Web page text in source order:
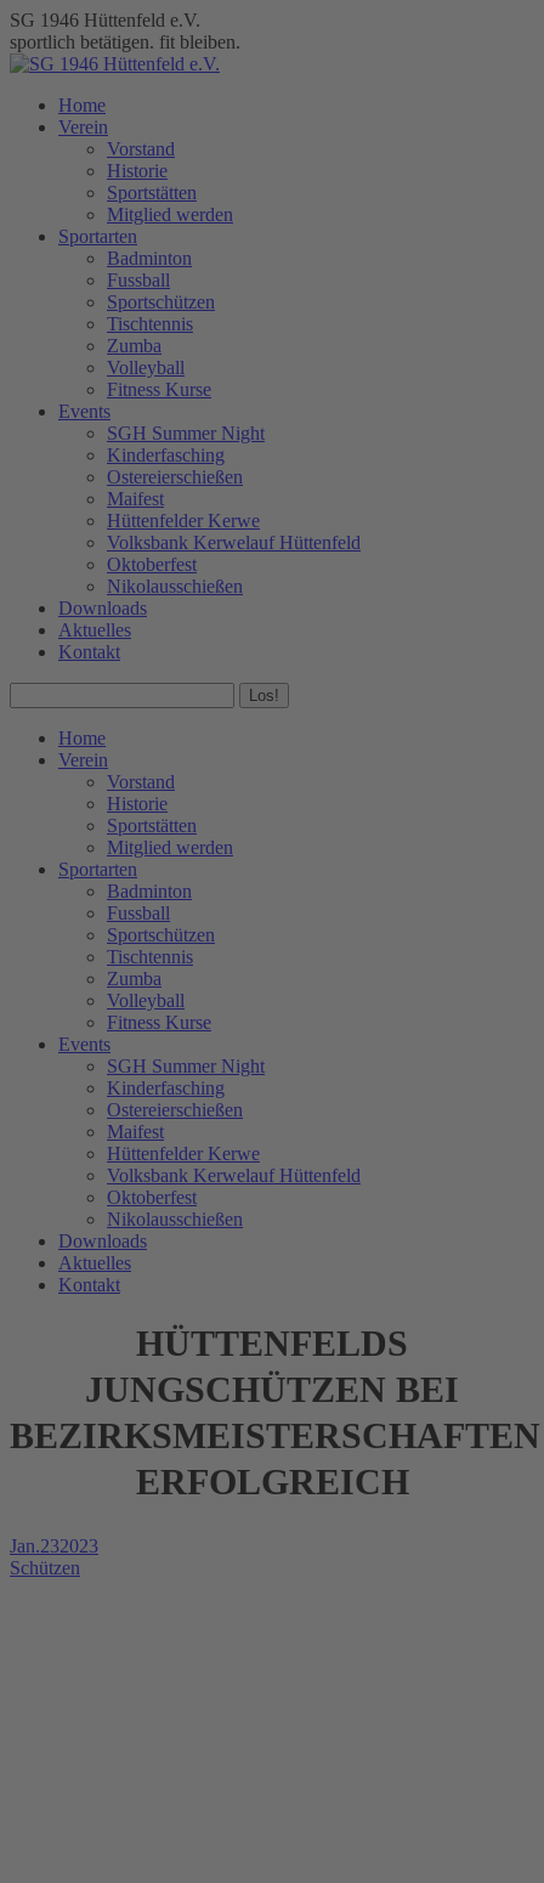
Zum
Inhalt
springen
SG 1946 Hüttenfeld e.V.
sportlich betätigen. fit bleiben.
Home
Verein
Vorstand
Historie
Sportstätten
Mitglied werden
Sportarten
Badminton
Fussball
Sportschützen
Tischtennis
Zumba
Volleyball
Fitness Kurse
Events
SGH Summer Night
Kinderfasching
Ostereierschießen
Maifest
Hüttenfelder Kerwe
Volksbank Kerwelauf Hüttenfeld
Oktoberfest
Nikolausschießen
Downloads
Aktuelles
Kontakt
page
opens
page
opens
Home
Verein
Vorstand
Historie
Sportstätten
Mitglied werden
Sportarten
Badminton
Fussball
Sportschützen
Tischtennis
Zumba
Volleyball
Fitness Kurse
Events
SGH Summer Night
Kinderfasching
Ostereierschießen
Maifest
Hüttenfelder Kerwe
Volksbank Kerwelauf Hüttenfeld
Oktoberfest
Nikolausschießen
Downloads
Aktuelles
Kontakt
HÜTTENFELDS
JUNGSCHÜTZEN BEI
BEZIRKSMEISTERSCHAFTEN
ERFOLGREICH
Jan.232023
Schützen